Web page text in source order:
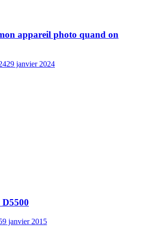
appareil photo quand on
29 janvier 2024
9 janvier 2015